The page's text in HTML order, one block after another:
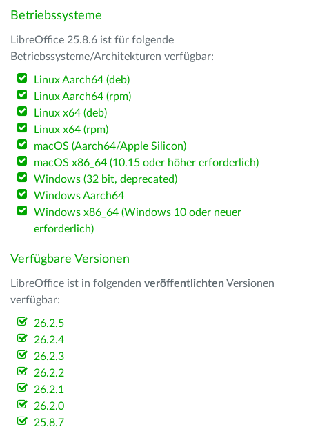
Betriebssysteme
LibreOffice 25.8.6 ist für folgende
Betriebssysteme/Architekturen verfügbar:
Linux Aarch64 (deb)
Linux Aarch64 (rpm)
Linux x64 (deb)
Linux x64 (rpm)
macOS (Aarch64/Apple Silicon)
macOS x86_64 (10.15 oder höher erforderlich)
Windows (32 bit, deprecated)
Windows Aarch64
Windows x86_64 (Windows 10 oder neuer
erforderlich)
Verfügbare Versionen
LibreOffice ist in folgenden veröffentlichten Versionen
verfügbar:
26.2.5
26.2.4
26.2.3
26.2.2
26.2.1
26.2.0
25.8.7